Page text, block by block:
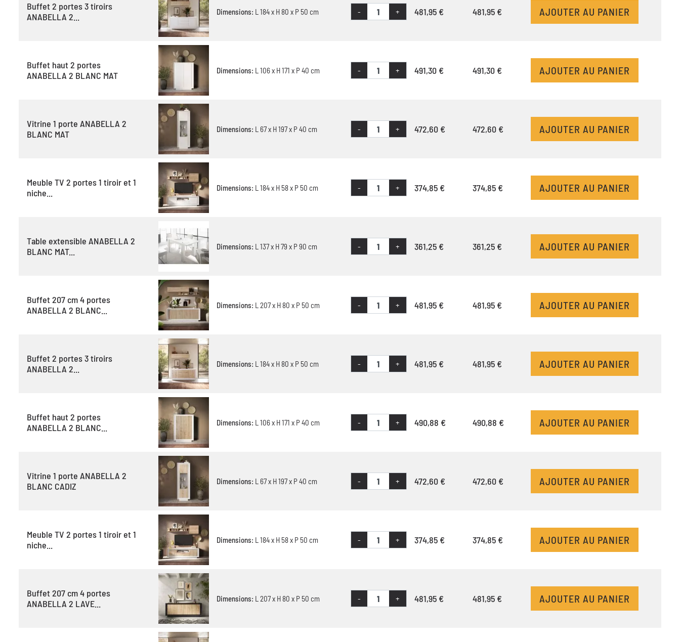
Buffet 2 portes 3 tiroirs
ANABELLA 2...
Dimensions: L 184 x H 80 x P 50 cm - + 481,95 € 481,95 € AJOUTER AU PANIER
Buffet haut 2 portes
ANABELLA 2 BLANC MAT
Dimensions: L 106 x H 171 x P 40 cm - + 491,30 € 491,30 € AJOUTER AU PANIER
Vitrine 1 porte ANABELLA 2
BLANC MAT
Dimensions: L 67 x H 197 x P 40 cm - + 472,60 € 472,60 € AJOUTER AU PANIER
Meuble TV 2 portes 1 tiroir et 1
niche...
Dimensions: L 184 x H 58 x P 50 cm - + 374,85 € 374,85 € AJOUTER AU PANIER
Table extensible ANABELLA 2
BLANC MAT...
Dimensions: L 137 x H 79 x P 90 cm - + 361,25 € 361,25 € AJOUTER AU PANIER
Buffet 207 cm 4 portes
ANABELLA 2 BLANC...
Dimensions: L 207 x H 80 x P 50 cm - + 481,95 € 481,95 € AJOUTER AU PANIER
Buffet 2 portes 3 tiroirs
ANABELLA 2...
Dimensions: L 184 x H 80 x P 50 cm - + 481,95 € 481,95 € AJOUTER AU PANIER
Buffet haut 2 portes
ANABELLA 2 BLANC...
Dimensions: L 106 x H 171 x P 40 cm - + 490,88 € 490,88 € AJOUTER AU PANIER
Vitrine 1 porte ANABELLA 2
BLANC CADIZ
Dimensions: L 67 x H 197 x P 40 cm - + 472,60 € 472,60 € AJOUTER AU PANIER
Meuble TV 2 portes 1 tiroir et 1
niche...
Dimensions: L 184 x H 58 x P 50 cm - + 374,85 € 374,85 € AJOUTER AU PANIER
Buffet 207 cm 4 portes
ANABELLA 2 LAVE...
Dimensions: L 207 x H 80 x P 50 cm - + 481,95 € 481,95 € AJOUTER AU PANIER